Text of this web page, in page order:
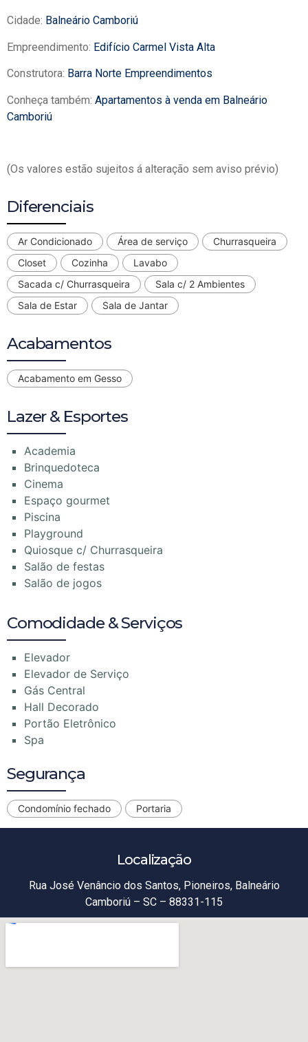
Cidade: Balneário Camboriú
Empreendimento: Edifício Carmel Vista Alta
Construtora: Barra Norte Empreendimentos
Conheça também: Apartamentos à venda em Balneário
Camboriú
(Os valores estão sujeitos á alteração sem aviso prévio)
Diferenciais
Ar Condicionado Área de serviço
Churrasqueira
Closet
Cozinha
Lavabo
Sacada c/ Churrasqueira
Sala c/ 2 Ambientes
Sala de Estar
Sala de Jantar
Acabamentos
Acabamento em Gesso
Lazer & Esportes
Academia
Brinquedoteca
Cinema
Espaço gourmet
Piscina
Playground
Quiosque c/ Churrasqueira
Salão de festas
Salão de jogos
Comodidade & Serviços
Elevador
Elevador de Serviço
Gás Central
Hall Decorado
Portão Eletrônico
Spa
Segurança
Condomínio fechado Portaria
Localização
Rua José Venâncio dos Santos, Pioneiros, Balneário
Camboriú – SC – 88331-115